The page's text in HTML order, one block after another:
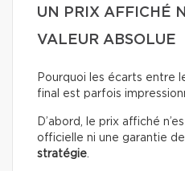
UN PRIX AFFICHÉ
VALEUR ABSOLUE
Pourquoi les écarts entre
final est parfois
D’abord, le prix affiché
officielle ni une garantie de
stratégie.